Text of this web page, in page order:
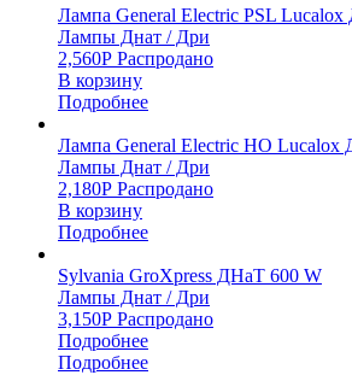
Лампа General Electric PSL
Лампы Днат / Дри
2,560Р Распродано
В корзину
Подробнее
Лампа General Electric HO Lucalox
Лампы Днат / Дри
2,180Р Распродано
В корзину
Подробнее
Sylvania GroXpress ДНаТ 600 W
Лампы Днат / Дри
3,150Р Распродано
Подробнее
Подробнее